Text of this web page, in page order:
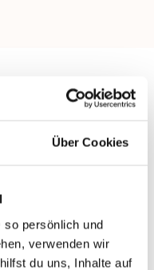
Über Cookies
so persönlich und
verwenden wir
du uns, Inhalte auf
OHG